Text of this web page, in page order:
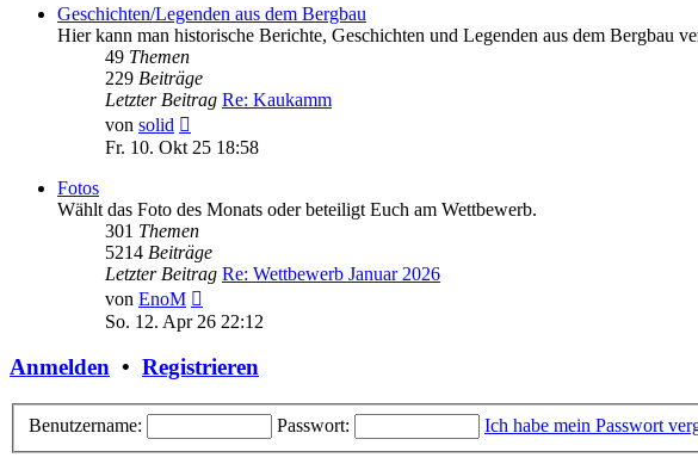
Geschichten/Legenden aus dem Bergbau
Hier kann man historische Berichte, Geschichten und Legenden aus dem Bergbau
49 Themen
229 Beiträge
Letzter Beitrag Re: Kaukamm
von solid
Beitrag
Fr. 10. Okt 25 18:58
Fotos
Wählt das Foto des Monats oder beteiligt Euch am Wettbewerb.
301 Themen
5214 Beiträge
Letzter Beitrag Re: Wettbewerb Januar 2026
von EnoM
Beitrag
So. 12. Apr 26 22:12
Anmelden • Registrieren
Benutzername: Passwort: Ich habe mein Passwort